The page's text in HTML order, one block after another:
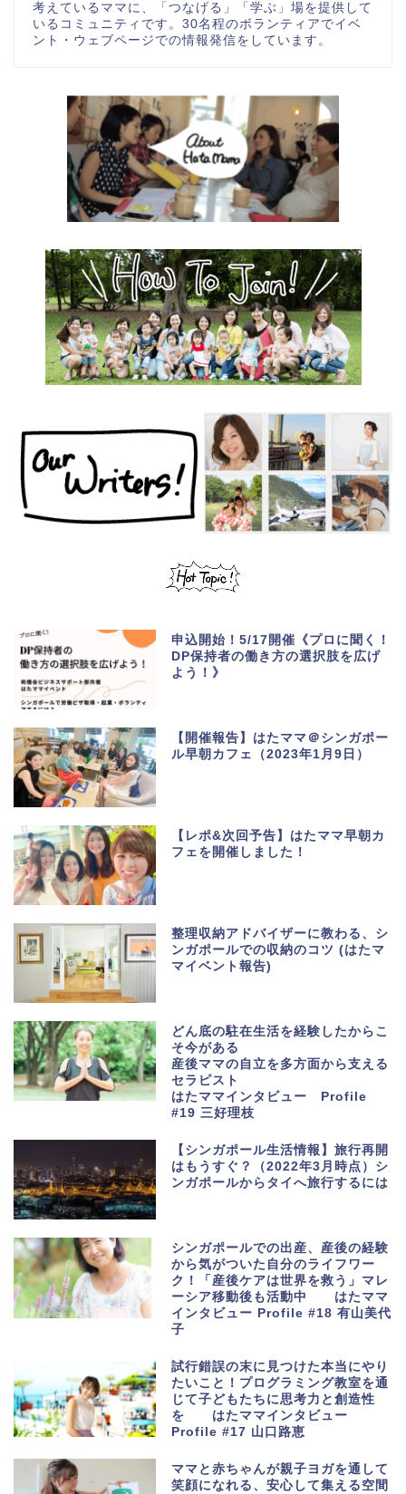
考えているママに、「つなげる」「学ぶ」場を提供して
いるコミュニティです。30名程のボランティアでイベ
ント・ウェブページでの情報発信をしています。
申込開始！5/17開催《プロに聞く！
DP保持者の働き方の選択肢を広げ
よう！》
【開催報告】はたママ＠シンガポー
ル早朝カフェ（2023年1月9日）
【レポ&次回予告】はたママ早朝カ
フェを開催しました！
整理収納アドバイザーに教わる、シ
ンガポールでの収納のコツ (はたマ
マイベント報告)
どん底の駐在生活を経験したからこ
そ今がある
産後ママの自立を多方面から支える
セラピスト
はたママインタビュー Profile
#19 三好理枝
【シンガポール生活情報】旅行再開
はもうすぐ？（2022年3月時点）シ
ンガポールからタイへ旅行するには
シンガポールでの出産、産後の経験
から気がついた自分のライフワー
ク！「産後ケアは世界を救う」マレ
ーシア移動後も活動中 はたママ
インタビュー Profile #18 有山美代
子
試行錯誤の末に見つけた本当にやり
たいこと！プログラミング教室を通
じて子どもたちに思考力と創造性
を はたママインタビュー
Profile #17 山口路恵
ママと赤ちゃんが親子ヨガを通して
笑顔になれる、安心して集える空間